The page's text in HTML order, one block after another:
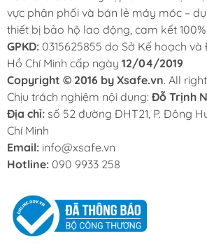
vực phân phối và bán lẻ máy móc –
thiết bị bảo hộ lao động, cam kết
GPKD: 0315625855 do Sở Kế hoạch
Hồ Chí Minh cấp ngày 12/04/2019
Copyright © 2016 by Xsafe.vn. All
Chịu trách nghiệm nội dung: Đỗ Trịnh
Địa chỉ: số 52 đường ĐHT21, P. Đông
Chí Minh
Email: info@xsafe.vn
Hotline: 090 9933 258